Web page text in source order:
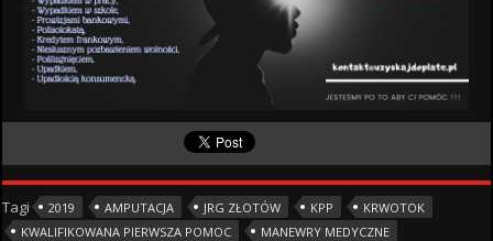
Tagi 2019 AMPUTACJA JRG ZŁOTÓW KPP
KRWOTOK
KWALIFIKOWANA PIERWSZA POMOC
MANEWRY MEDYCZNE